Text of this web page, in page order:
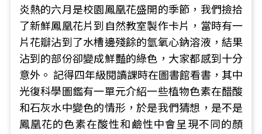
炎熱的六月是校園鳳凰花盛開的季節，我們撿拾
了新鮮鳳凰花片到自然教室製作卡片，當時有一
片花瓣沾到了水槽邊殘餘的氫氧心鈉溶液，結果
沾到的部份卻變成鮮豔的綠色，大家都感到十分
意外。 記得四年級閱讀課時在圖書館看書，其中
光復科學圖鑑有一單元介紹一些植物色素在醋酸
和石灰水中變色的情形，於是我們猜想，是不是
鳳凰花的色素在酸性和鹼性中會呈現不同的顏